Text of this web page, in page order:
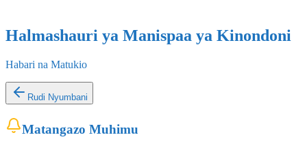
Halmashauri ya Manispaa ya Kinondoni
Habari na Matukio
Rudi Nyumbani
Matangazo Muhimu